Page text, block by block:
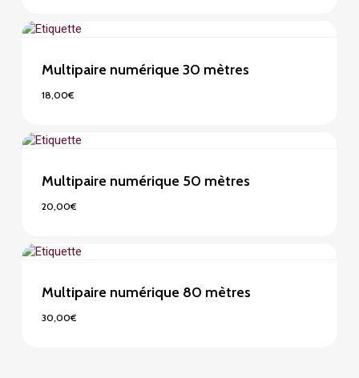
Multipaire numérique 30 mètres
18,00€
Multipaire numérique 50 mètres
20,00€
Multipaire numérique 80 mètres
30,00€